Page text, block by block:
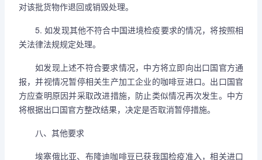
对该批货物作退回或销毁处理。
5. 如发现其他不符合中国进境检疫要求的情况，将按照相
关法律法规规定处理。
如发现上述不符合要求情况，中方将立即向出口国官方通
报，并视情况暂停相关生产加工企业的咖啡豆进口。出口国官
方应查明原因并采取改进措施，防止类似情况再次发生。中方
将根据出口国官方整改结果，决定是否取消暂停措施。
八、其他要求
埃塞俄比亚、布隆迪咖啡豆已获我国检疫准入，相关进口